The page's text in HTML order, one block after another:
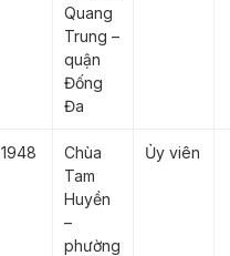
Quang
Trung –
quận
Đống
Đa
1948
Chùa
Tam
Huyền
–
phường
Ủy viên